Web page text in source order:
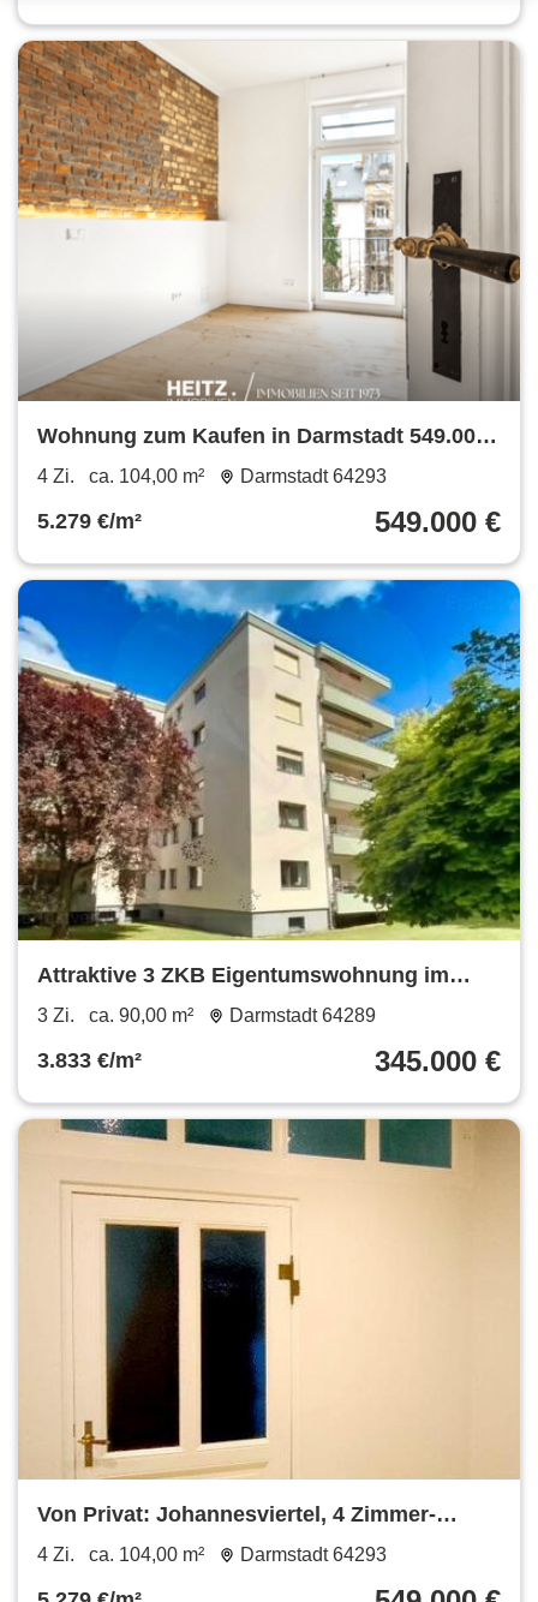
Wohnung zum Kaufen in Darmstadt 549.000
€ 104 m²
4 Zi. ca. 104,00 m² Darmstadt 64293
5.279 €/m² 549.000 €
Attraktive 3 ZKB Eigentumswohnung im
begehrten Komponistenviertel
3 Zi. ca. 90,00 m² Darmstadt 64289
3.833 €/m² 345.000 €
Von Privat: Johannesviertel, 4 Zimmer-
Altbau, 2 Bäder, Balkon
4 Zi. ca. 104,00 m² Darmstadt 64293